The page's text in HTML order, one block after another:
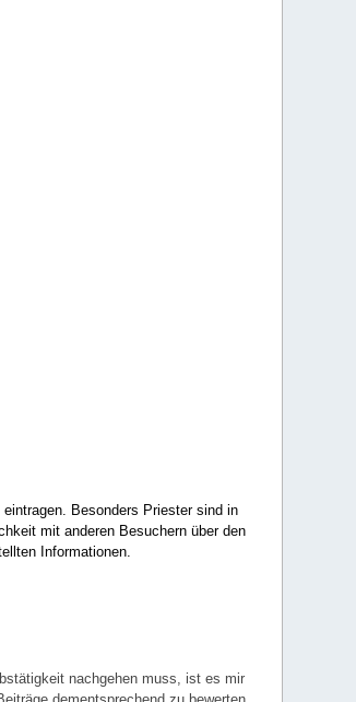
Besonders Priester sind in
mit anderen Besuchern über den
Informationen.
nachgehen muss, ist es mir